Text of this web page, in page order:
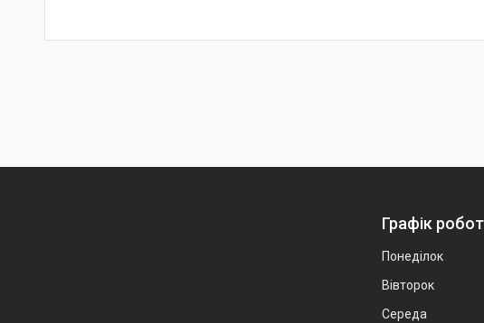
Графік
Понеділок
Вівторок
Середа